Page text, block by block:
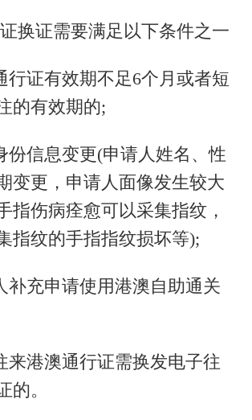
换证需要满足以下条件之一
行证有效期不足6个月或者短
的有效期的;
份信息变更(申请人姓名、性
变更，申请人面像发生较大
指伤病痊愈可以采集指纹，
指纹的手指指纹损坏等);
补充申请使用港澳自助通关
来港澳通行证需换发电子往
的。